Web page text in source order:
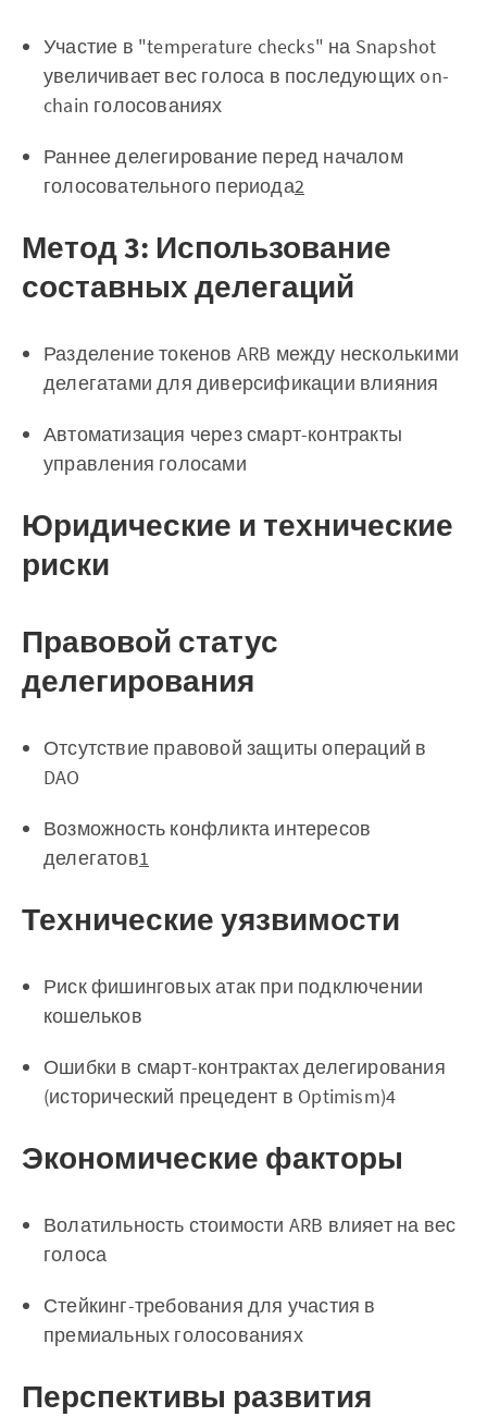
Участие в "temperature checks" на Snapshot
увеличивает вес голоса в последующих on-
chain голосованиях
Раннее делегирование перед началом
голосовательного периода2
Метод 3: Использование
составных делегаций
Разделение токенов ARB между несколькими
делегатами для диверсификации влияния
Автоматизация через смарт-контракты
управления голосами
Юридические и технические
риски
Правовой статус
делегирования
Отсутствие правовой защиты операций в
DAO
Возможность конфликта интересов
делегатов1
Технические уязвимости
Риск фишинговых атак при подключении
кошельков
Ошибки в смарт-контрактах делегирования
(исторический прецедент в Optimism)4
Экономические факторы
Волатильность стоимости ARB влияет на вес
голоса
Стейкинг-требования для участия в
премиальных голосованиях
Перспективы развития